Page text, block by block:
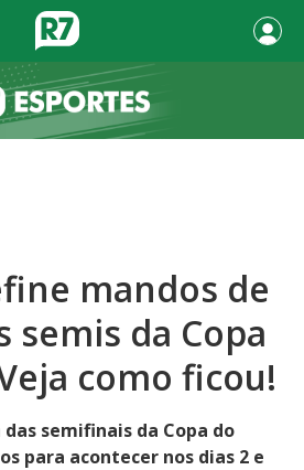
mandos de
semis da Copa
como ficou!
semifinais da Copa do
para acontecer nos dias 2 e